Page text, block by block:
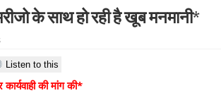
के साथ हो रही है खूब मनमानी*
Listen to this
की मांग की*